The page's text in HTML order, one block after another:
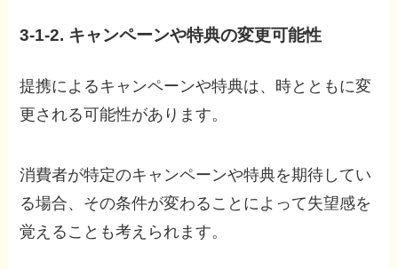
3-1-2. キャンペーンや特典の変更可能性
提携によるキャンペーンや特典は、時とともに変
更される可能性があります。
消費者が特定のキャンペーンや特典を期待してい
る場合、その条件が変わることによって失望感を
覚えることも考えられます。